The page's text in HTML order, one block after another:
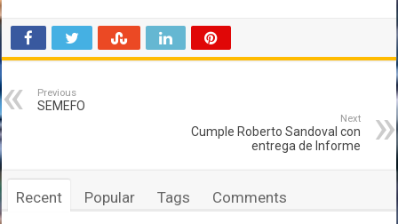
Previous
SEMEFO
Next
Cumple Roberto Sandoval con
entrega de Informe
Recent Popular Tags Comments